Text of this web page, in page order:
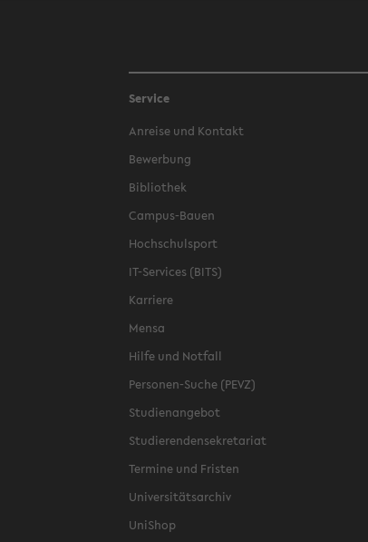
Service
Anreise und Kontakt
Bewerbung
Bibliothek
Campus-Bauen
Hochschulsport
IT-Services (BITS)
Karriere
Mensa
Hilfe und Notfall
Personen-Suche (PEVZ)
Studienangebot
Studierendensekretariat
Termine und Fristen
Universitätsarchiv
UniShop